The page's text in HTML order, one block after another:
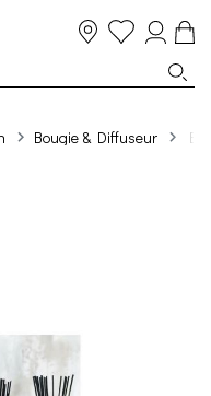
Bougie & Diffuseur